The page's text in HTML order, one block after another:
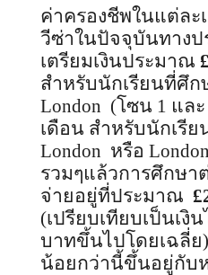
ค่าครองชีพในแต่ละ
วีซ่าในปัจจุบันทางป
เตรียมเงินประมาณ
สำหรับนักเรียนที่ศึก
London (โซน 1 และ
เดือน สำหรับนักเรี
London หรือ London
รวมๆแล้วการศึกษา
จ่ายอยู่ที่ประมาณ
(เปรียบเทียบเป็นเงิ
บาทขึ้นไปโดยเฉลี่ย)
น้อยกว่านี้ขึ้นอยู่กับ